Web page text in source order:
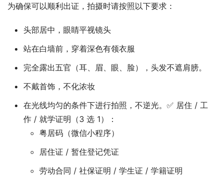
为确保可以顺利出证，拍摄时请按照以下要求：
头部居中，眼睛平视镜头
站在白墙前，穿着深色有领衣服
完全露出五官（耳、眉、眼、脸），头发不遮肩膀。
不戴首饰，不化浓妆
在光线均匀的条件下进行拍照，不逆光。✅ 居住 / 工
作 / 就学证明（3 选 1）：
粤居码（微信小程序）
居住证 / 暂住登记凭证
劳动合同 / 社保证明 / 学生证 / 学籍证明